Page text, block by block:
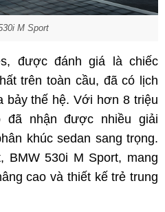
M Sport
được đánh giá là chiếc
trên toàn cầu, đã có lịch
bảy thế hệ. Với hơn 8 triệu
nhận được nhiều giải
khúc sedan sang trọng.
BMW 530i M Sport, mang
cao và thiết kế trẻ trung